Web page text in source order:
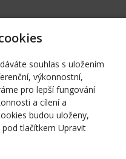
: Josef Uhlíř
souhlas s uložením
výkonnostní,
pro lepší fungování
a cílení a
budou uloženy,
tlačítkem Upravit